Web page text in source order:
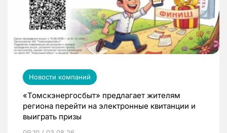
Новости компаний
«Томскэнергосбыт» предлагает жителям
региона перейти на электронные квитанции и
выиграть призы